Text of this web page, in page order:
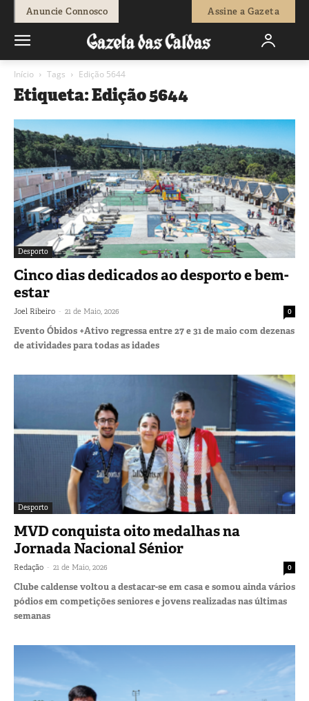
Anuncie Connosco Assine a Gazeta
Início Tags Edição 5644
Etiqueta: Edição 5644
Desporto
Cinco dias dedicados ao desporto e bem-
estar
Joel Ribeiro - 21 de Maio, 2026 0
Evento Óbidos +Ativo regressa entre 27 e 31 de maio com dezenas
de atividades para todas as idades
Desporto
MVD conquista oito medalhas na
Jornada Nacional Sénior
Redação - 21 de Maio, 2026 0
Clube caldense voltou a destacar-se em casa e somou ainda vários
pódios em competições seniores e jovens realizadas nas últimas
semanas